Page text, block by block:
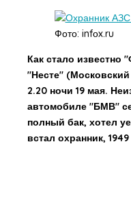
Фото: infоx.ru
Как стало известно
"Несте"
2.20 ночи 19 мая.
автомобиле "БМВ"
полный бак, хотел
встал охранник,